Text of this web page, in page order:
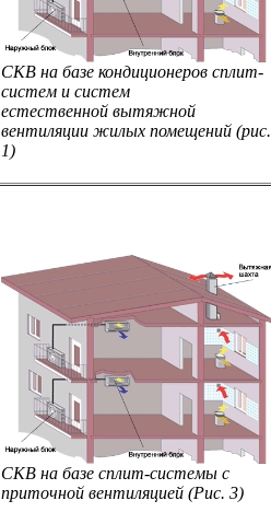
СКВ на базе кондиционеров сплит-
систем и систем
естественной вытяжной
вентиляции жилых помещений (рис.
1)
СКВ на базе сплит-системы с
приточной вентиляцией (Рис. 3)